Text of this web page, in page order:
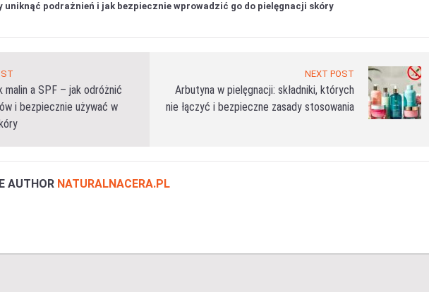
uniknąć podrażnień i jak bezpiecznie wprowadzić go do pielęgnacji skóry
malin a SPF – jak odróżnić
i bezpiecznie używać w
NEXT POST
Arbutyna w pielęgnacji: składniki, których
nie łączyć i bezpieczne zasady stosowania
AUTHOR NATURALNACERA.PL